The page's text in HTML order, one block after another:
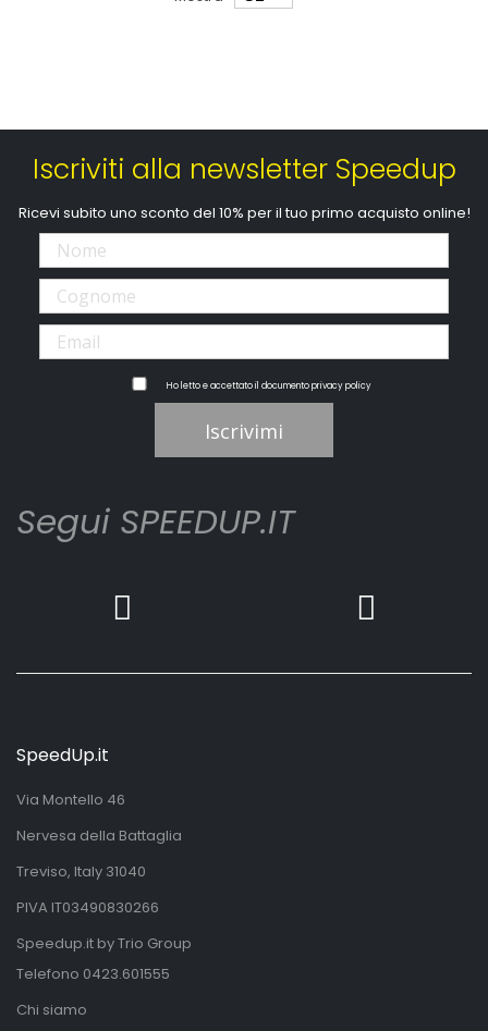
Iscriviti alla newsletter Speedup
Ricevi subito uno sconto del 10% per il tuo primo acquisto online!
Ho letto e accettato il documentoprivacy policy
Iscrivimi
Segui SPEEDUP.IT
SpeedUp.it
Via Montello 46
Nervesa della Battaglia
Treviso, Italy 31040
PIVA IT03490830266
Speedup.it by Trio Group
Telefono 0423.601555
Chi siamo